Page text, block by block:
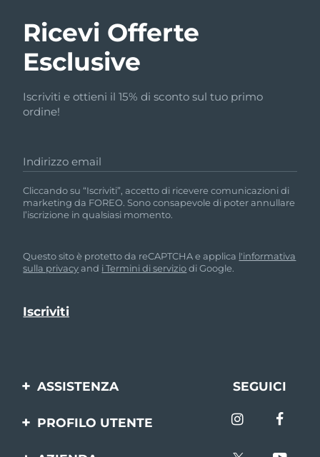
Ricevi Offerte
Esclusive
Iscriviti e ottieni il 15% di sconto sul tuo primo
ordine!
Indirizzo email
Cliccando su “Iscriviti”, accetto di ricevere comunicazioni di
marketing da FOREO. Sono consapevole di poter annullare
l’iscrizione in qualsiasi momento.
Questo sito è protetto da reCAPTCHA e applica l'informativa
sulla privacyand i Termini di serviziodi Google.
ASSISTENZA
Contattaci
SEGUICI
PROFILO UTENTE